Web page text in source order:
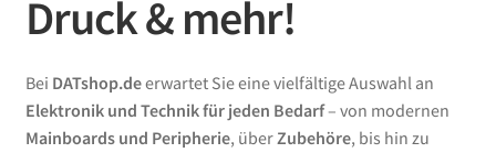
Druck & mehr!
Bei DATshop.deerwartet Sie eine vielfältige Auswahl an
Elektronik und Technik für jeden Bedarf– von modernen
Mainboards und Peripherie, überZubehöre, bis hin zu